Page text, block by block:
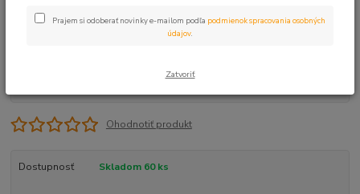
Ohodnotiť produkt
Dostupnosť Skladom 60 ks
Prajem si odoberať novinky e-mailom podľa podmienok spracovania osobných
údajov
Zatvoriť